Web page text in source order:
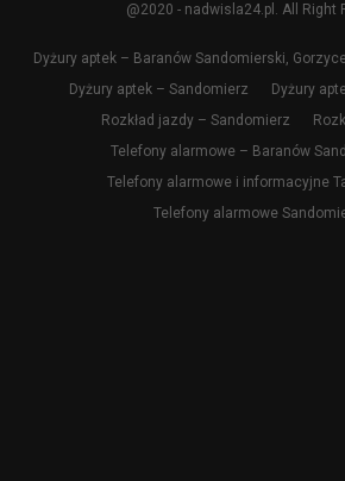
@2020 - nadwisla24.pl. All Right
Dyżury aptek – Baranów Sandomierski,
Dyżury aptek – Sandomierz
Dyżury
Rozkład jazdy – Sandomierz
Telefony alarmowe – Baranów
Telefony alarmowe i informacyjne
Telefony alarmowe